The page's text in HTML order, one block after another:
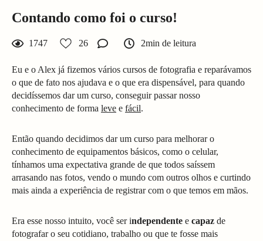
Contando como foi o curso!
1747 26 2min de leitura
Eu e o Alex já fizemos vários cursos de fotografia e reparávamos
o que de fato nos ajudava e o que era dispensável, para quando
decidíssemos dar um curso, conseguir passar nosso
conhecimento de forma leve e fácil.
Então quando decidimos dar um curso para melhorar o
conhecimento de equipamentos básicos, como o celular,
tínhamos uma expectativa grande de que todos saíssem
arrasando nas fotos, vendo o mundo com outros olhos e curtindo
mais ainda a experiência de registrar com o que temos em mãos.
Era esse nosso intuito, você ser independente e capaz de
fotografar o seu cotidiano, trabalho ou que te fosse mais